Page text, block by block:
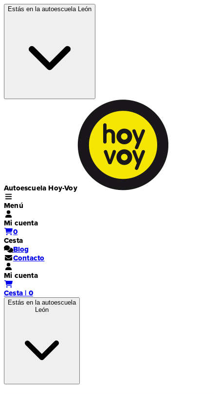
Estás en la autoescuela León
Autoescuela Hoy-Voy
Menú
Mi cuenta
0
Cesta
Blog
Contacto
Mi cuenta
Cesta | 0
Estás en la autoescuela
León